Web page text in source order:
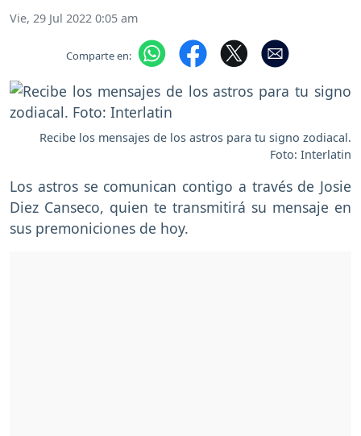
Vie, 29 Jul 2022 0:05 am
Comparte en:
Recibe los mensajes de los astros para tu signo zodiacal.
Foto: Interlatin
Los astros se comunican contigo a través de Josie
Diez Canseco, quien te transmitirá su mensaje en
sus premoniciones de hoy.